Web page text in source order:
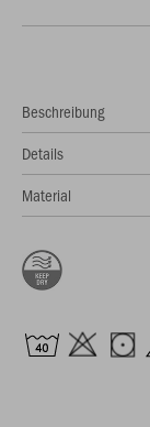
Beschreibung
Details
Material